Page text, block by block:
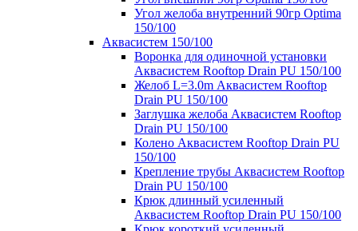
Угол желоба внутренний 90гр Optima
150/100
Аквасистем 150/100
Воронка для одиночной установки
Аквасистем Rooftop Drain PU 150/100
Желоб L=3.0m Аквасистем Rooftop
Drain PU 150/100
Заглушка желоба Аквасистем Rooftop
Drain PU 150/100
Колено Аквасистем Rooftop Drain PU
150/100
Крепление трубы Аквасистем Rooftop
Drain PU 150/100
Крюк длинный усиленный
Аквасистем Rooftop Drain PU 150/100